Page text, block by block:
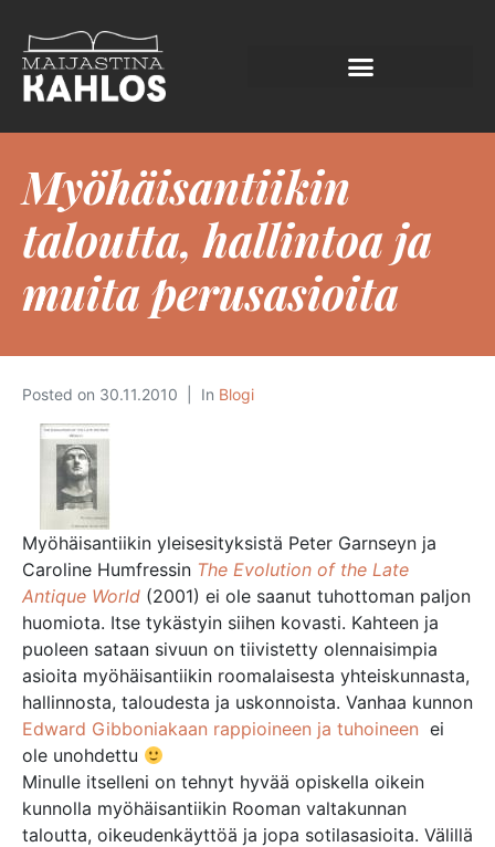
Myöhäisantiikin
taloutta, hallintoa ja
muita perusasioita
Posted on 30.11.2010 In Blogi
Myöhäisantiikin yleisesityksistä Peter Garnseyn ja
Caroline Humfressin The Evolution of the Late
Antique World (2001) ei ole saanut tuhottoman paljon
huomiota. Itse tykästyin siihen kovasti. Kahteen ja
puoleen sataan sivuun on tiivistetty olennaisimpia
asioita myöhäisantiikin roomalaisesta yhteiskunnasta,
hallinnosta, taloudesta ja uskonnoista. Vanhaa kunnon
Edward Gibboniakaan rappioineen ja tuhoineen ei
ole unohdettu
Minulle itselleni on tehnyt hyvää opiskella oikein
kunnolla myöhäisantiikin Rooman valtakunnan
taloutta, oikeudenkäyttöä ja jopa sotilasasioita. Välillä